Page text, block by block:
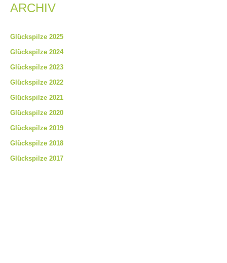
ARCHIV
Glückspilze 2025
Glückspilze 2024
Glückspilze 2023
Glückspilze 2022
Glückspilze 2021
Glückspilze 2020
Glückspilze 2019
Glückspilze 2018
Glückspilze 2017